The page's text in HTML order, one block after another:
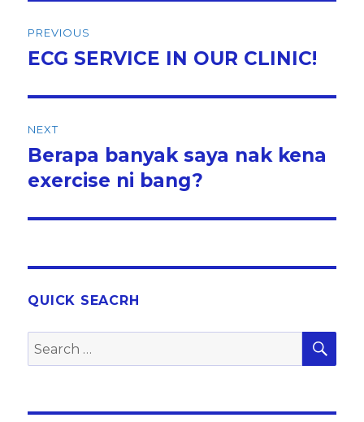
navigation
PREVIOUS
Previous
ECG SERVICE IN OUR CLINIC!
NEXT
Next
post:
Berapa banyak saya nak kena
exercise ni bang?
QUICK SEACRH
Search
for: